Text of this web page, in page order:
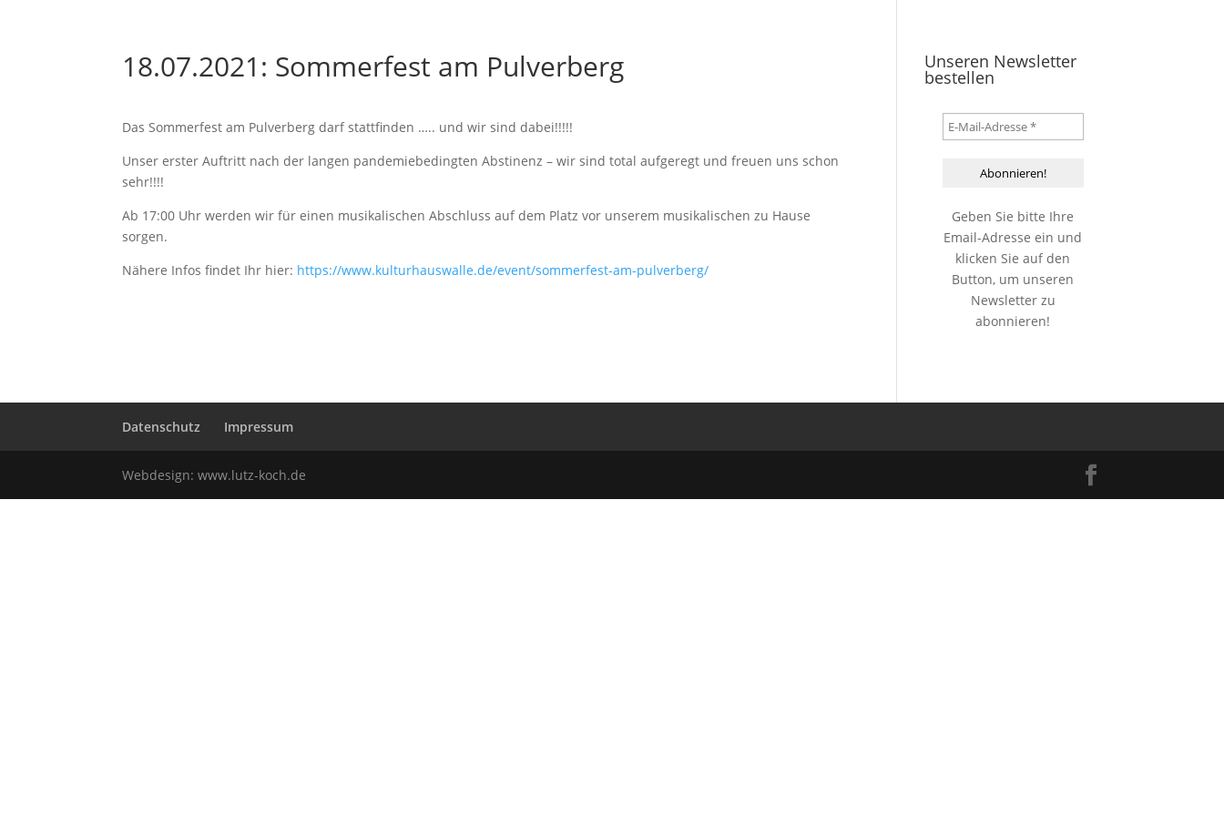
18.07.2021: Sommerfest am Pulverberg
Das Sommerfest am Pulverberg darf stattfinden ….. und wir sind dabei!!!!!
Unser erster Auftritt nach der langen pandemiebedingten Abstinenz – wir sind total aufgeregt und freuen uns schon
sehr!!!!
Ab 17:00 Uhr werden wir für einen musikalischen Abschluss auf dem Platz vor unserem musikalischen zu Hause
sorgen.
Nähere Infos findet Ihr hier: https://www.kulturhauswalle.de/event/sommerfest-am-pulverberg/
Unseren Newsletter
bestellen
Geben Sie bitte Ihre
Email-Adresse ein und
klicken Sie auf den
Button, um unseren
Newsletter zu
abonnieren!
Datenschutz Impressum
Webdesign:www.lutz-koch.de